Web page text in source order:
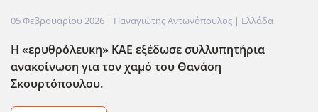
05 Φεβρουαρίου 2026 | Παναγιώτης Αντωνόπουλος | Ελλάδα
Η «ερυθρόλευκη» ΚΑΕ εξέδωσε συλλυπητήρια
ανακοίνωση για τον χαμό του Θανάση
Σκουρτόπουλου.